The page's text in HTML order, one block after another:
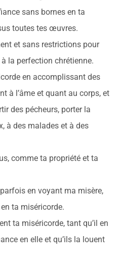
sans bornes en ta
toutes tes œuvres.
et sans restrictions pour
la perfection chrétienne.
en accomplissant des
à l’âme et quant au corps, et
des pécheurs, porter la
à des malades et à des
comme ta propriété et ta
en voyant ma misère,
ta miséricorde.
ta miséricorde, tant qu’il en
en elle et qu’ils la louent